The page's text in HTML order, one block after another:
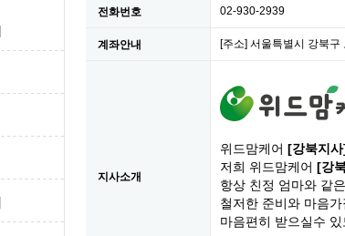
전화번호 02-930-2939
계좌안내 [주소] 서울특별시 강북
지사소개
위드맘케어 [강북지
저희 위드맘케어 [강
항상 친정 엄마와 같
철저한 준비와 마음
마음편히 받으실수